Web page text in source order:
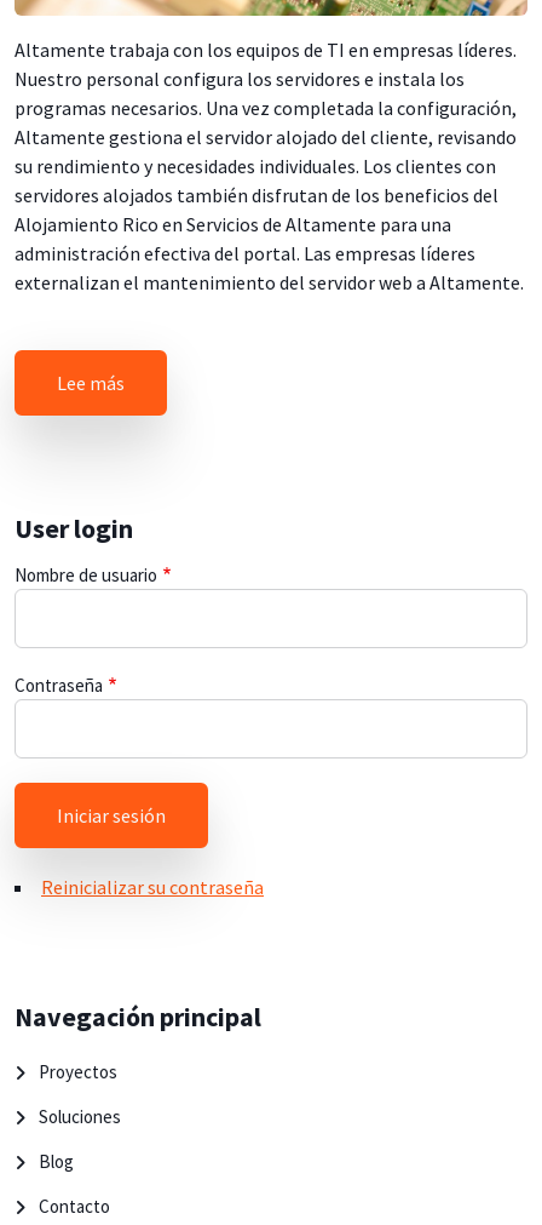
Altamente trabaja con los equipos de TI en empresas líderes.
Nuestro personal configura los servidores e instala los
programas necesarios. Una vez completada la configuración,
Altamente gestiona el servidor alojado del cliente, revisando
su rendimiento y necesidades individuales. Los clientes con
servidores alojados también disfrutan de los beneficios del
Alojamiento Rico en Servicios de Altamente para una
administración efectiva del portal. Las empresas líderes
externalizan el mantenimiento del servidor web a Altamente.
Lee más
User login
Nombre de usuario
Contraseña
Reinicializar su contraseña
Navegación principal
Proyectos
Soluciones
Blog
Contacto